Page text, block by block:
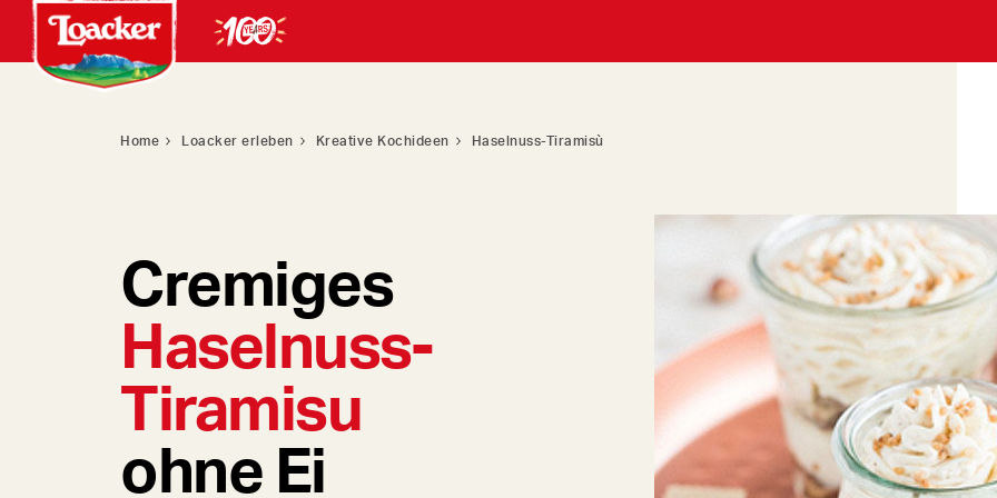
Home Loacker erleben Kreative Kochideen Haselnuss-Tiramisù
Cremiges
Haselnuss-
Tiramisu
ohne Ei